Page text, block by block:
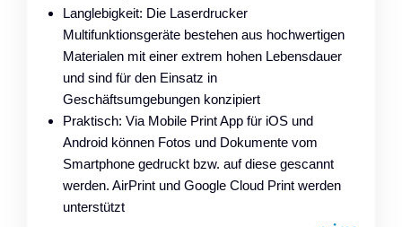
Langlebigkeit: Die Laserdrucker
Multifunktionsgeräte bestehen aus hochwertigen
Materialen mit einer extrem hohen Lebensdauer
und sind für den Einsatz in
Geschäftsumgebungen konzipiert
Praktisch: Via Mobile Print App für iOS und
Android können Fotos und Dokumente vom
Smartphone gedruckt bzw. auf diese gescannt
werden. AirPrint und Google Cloud Print werden
unterstützt